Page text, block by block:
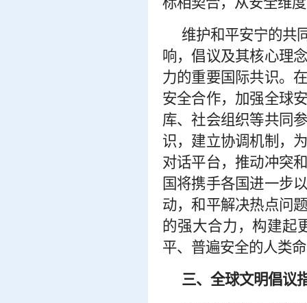
维护和平安宁的共
响，倡议及其核心理
力的重要国际共识。
安全合作，加强全球
库、社会组织等共同
识，建立协调机制，
对话平台，推动冲突
国将携手各国进一步
动，和平解决热点问
的强大合力，构建起
平、普遍安全的人类
三、全球文明倡议